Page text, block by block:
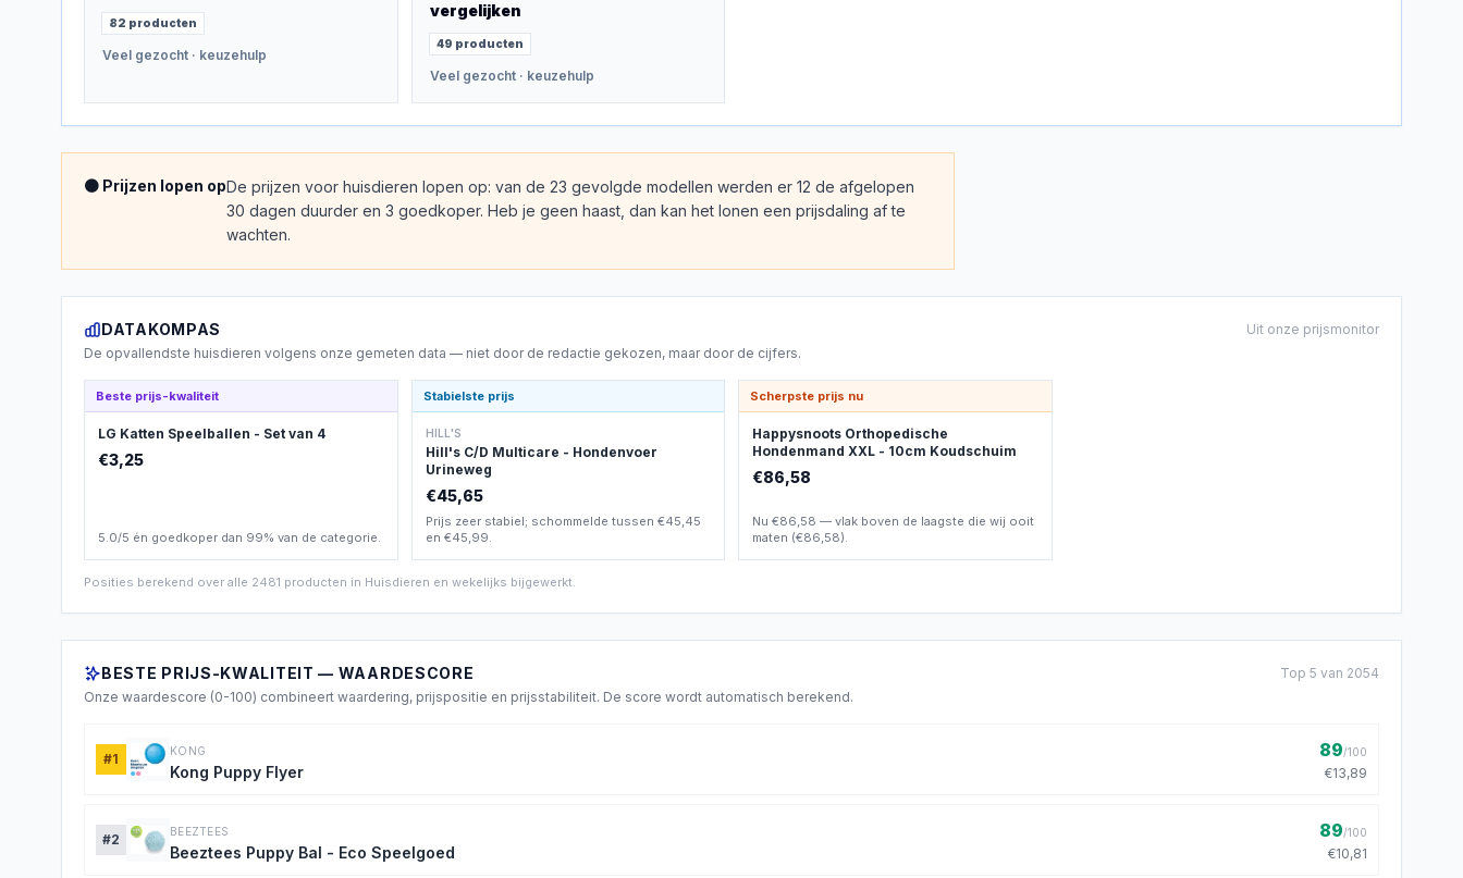
82 producten
Veel gezocht · keuzehulp
vergelijken
49 producten
Veel gezocht· keuzehulp
🟠 Prijzen lopen opDe prijzen voor huisdieren lopen op: van de 23 gevolgde modellen werden er 12 de afgelopen
30 dagen duurder en 3 goedkoper. Heb je geen haast, dan kan het lonen een prijsdaling af te
wachten.
DATAKOMPAS
Uit onze prijsmonitor
De opvallendste huisdieren volgens onze gemeten data — niet door de redactie gekozen, maar door de cijfers.
Beste prijs-kwaliteit
LG Katten Speelballen - Set van 4
€3,25
5.0/5 én goedkoper dan 99% van de categorie.
Stabielste prijs
HILL'S
Hill's C/D Multicare - Hondenvoer
Urineweg
€45,65
Prijs zeer stabiel; schommelde tussen €45,45
en €45,99.
Scherpste prijs nu
Happysnoots Orthopedische
Hondenmand XXL - 10cm Koudschuim
€86,58
Nu €86,58 — vlak boven de laagste die wij ooit
maten (€86,58).
Posities berekend over alle 2481 producten in Huisdieren en wekelijks bijgewerkt.
BESTE PRIJS-KWALITEIT — WAARDESCORE Top 5 van 2054
Onze waardescore (0-100) combineert waardering, prijspositie en prijsstabiliteit. De score wordt automatisch berekend.
#1 KONG
Kong Puppy Flyer
89/100
€13,89
#2 BEEZTEES
Beeztees Puppy Bal - Eco Speelgoed
89/100
€10,81